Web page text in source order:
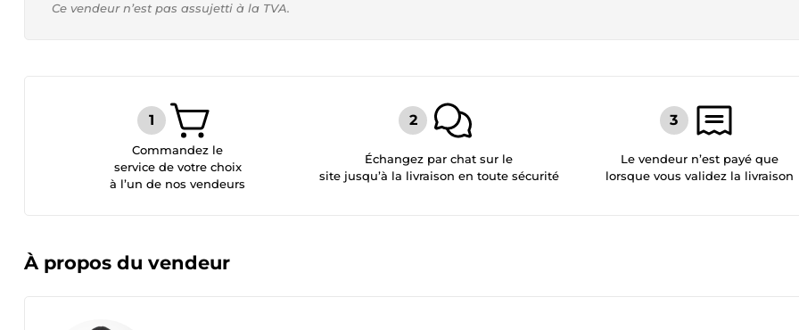
Ce vendeur n’est pas assujetti à la TVA.
Commandez le
service de votre choix
à l’un de nos vendeurs
Échangez par chat sur le
site jusqu’à la livraison en toute sécurité
Le vendeur n’est payé que
lorsque vous validez la livraison
À propos du vendeur